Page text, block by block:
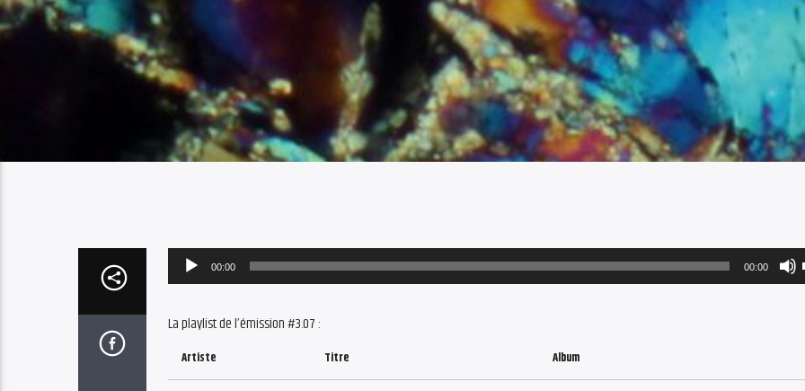
Audio
Player
00:00 00:00
La playlist de l’émission #3.07 :
Artiste Titre Album